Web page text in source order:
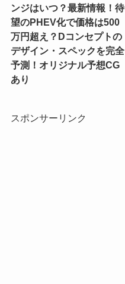
ンジはいつ？最新情報！待
望のPHEV化で価格は500
万円超え？Dコンセプトの
デザイン・スペックを完全
予測！オリジナル予想CG
あり
スポンサーリンク